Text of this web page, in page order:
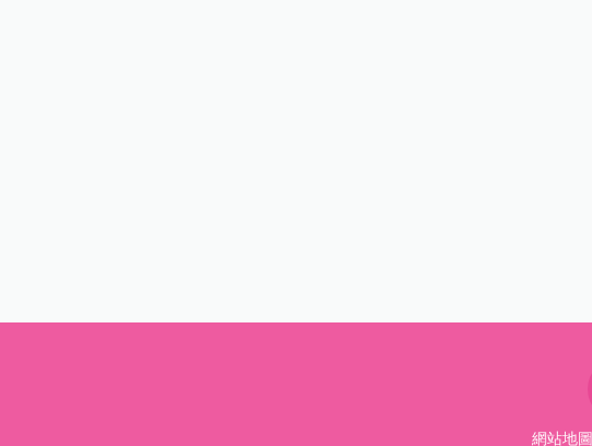
網站地圖